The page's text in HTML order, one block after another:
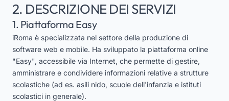
2. DESCRIZIONE DEI SERVIZI
1. Piattaforma Easy
iRoma è specializzata nel settore della produzione di
software web e mobile. Ha sviluppato la piattaforma online
"Easy", accessibile via Internet, che permette di gestire,
amministrare e condividere informazioni relative a strutture
scolastiche (ad es. asili nido, scuole dell'infanzia e istituti
scolastici in generale).